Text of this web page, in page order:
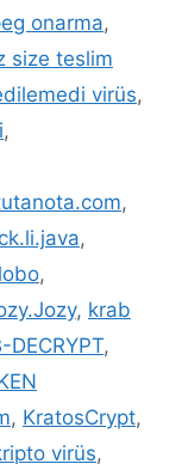
onarma,
size teslim
virüs,
,
,
,
,
, krab
DECRYPT,
, KratosCrypt,
virüs,